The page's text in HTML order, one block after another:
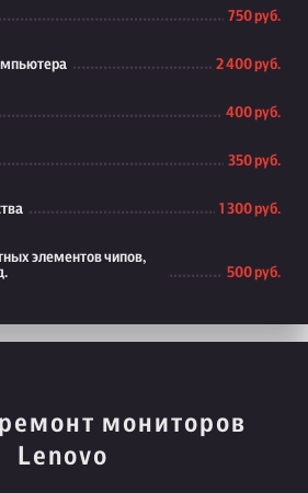
750 руб.
2 400 руб.
400 руб.
350 руб.
1 300 руб.
элементов чипов,
500 руб.
мониторов
Lenovo